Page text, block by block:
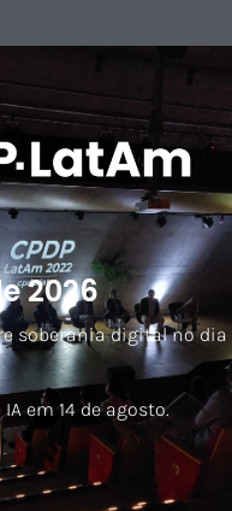
2026
soberania digital no dia
em 14 de agosto.